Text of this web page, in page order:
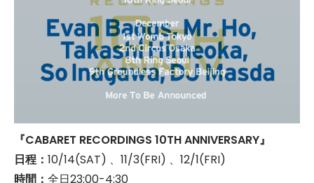
『CABARET RECORDINGS 10TH ANNIVERSARY』
日程： 10/14(SAT) 、11/3(FRI) 、12/1(FRI)
時間： 全日23:00-4:30